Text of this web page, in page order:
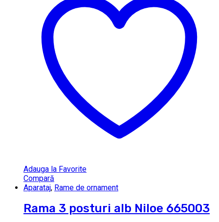
Adauga la Favorite
Compară
Aparataj, Rame de ornament
Rama 3 posturi alb Niloe 665003